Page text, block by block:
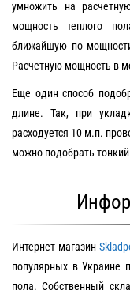
умножить на
мощность теплого
ближайшую по
Расчетную мощность в
Еще один способ
длине. Так, при
расходуется 10 м.п.
можно подобрать
Интернет магазин
популярных в Украине
пола. Собственный